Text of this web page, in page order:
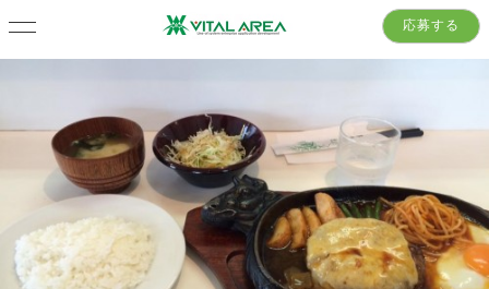
応募する